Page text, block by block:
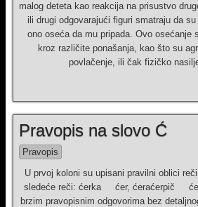
malog deteta kao reakcija na prisustvo
ili drugi odgovarajući figuri smatraju da su
ono oseća da mu pripada. Ovo osećanje
kroz različite ponašanja, kao što su
povlačenje, ili čak fizičko
Pravopis na slovo Ć
Pravopis
U prvoj koloni su upisani pravilni oblici
sledeće reči: ćerka ćer, ćeraćerpič
brzim pravopisnim odgovorima bez